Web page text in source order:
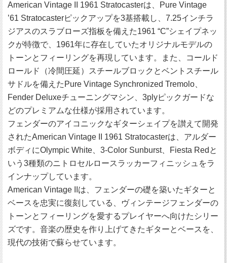
American Vintage II 1961 Stratocasterは、Pure Vintage
’61 Stratocasterピックアップを3基搭載し、7.25インチラ
ジアスのスラブローズ指板を備えた1961 “C”シェイプネッ
クが特徴で、1961年に存在していたオリジナルモデルの
トーンとフィーリングを再現しています。また、コールド
ロールド（冷間圧延）スチールブロックとベントスチール
サドルを備えたPure Vintage Synchronized Tremolo、
Fender Deluxeチューニングマシン、3plyピックガードな
どのプレミアムな仕様が採用されています。
フェンダーのアイコニックなギターシェイプを讃えて開発
されたAmerican Vintage II 1961 Stratocasterは、アルダー
ボディにOlympic White、3-Color Sunburst、Fiesta Redと
いう3種類のニトロセルロースラッカーフィニッシュをラ
インナップしています。
American Vintage IIは、フェンダーの礎を築いたギターと
ベースを忠実に復刻している、ヴィンテージフェンダーの
トーンとフィーリングを愛するプレイヤーへ向けたシリー
ズです。音楽の歴史を作り上げてきたギターとベースを、
現代の技術で蘇らせています。